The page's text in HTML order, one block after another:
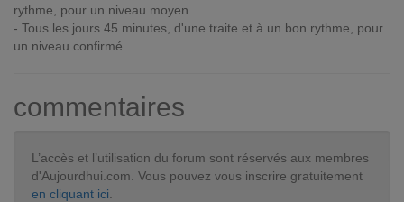
rythme, pour un niveau moyen.
- Tous les jours 45 minutes, d'une traite et à un bon rythme, pour
un niveau confirmé.
commentaires
L’accès et l’utilisation du forum sont réservés aux membres
d'Aujourdhui.com. Vous pouvez vous inscrire gratuitement
en cliquant ici